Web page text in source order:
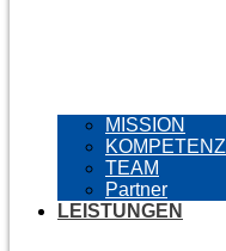
MISSION
TEAM
Partner
LEISTUNGEN